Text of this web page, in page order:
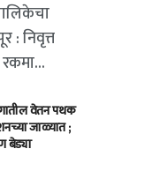
: निवृत्त
वेतन पथक
जाळ्यात ;
बेड्या